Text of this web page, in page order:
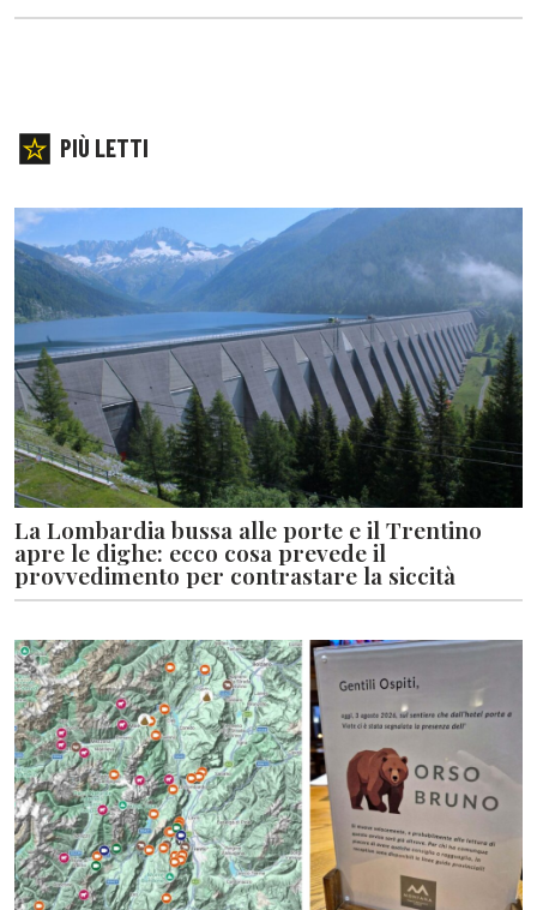
PIÙ LETTI
La Lombardia bussa alle porte e il Trentino
apre le dighe: ecco cosa prevede il
provvedimento per contrastare la siccità